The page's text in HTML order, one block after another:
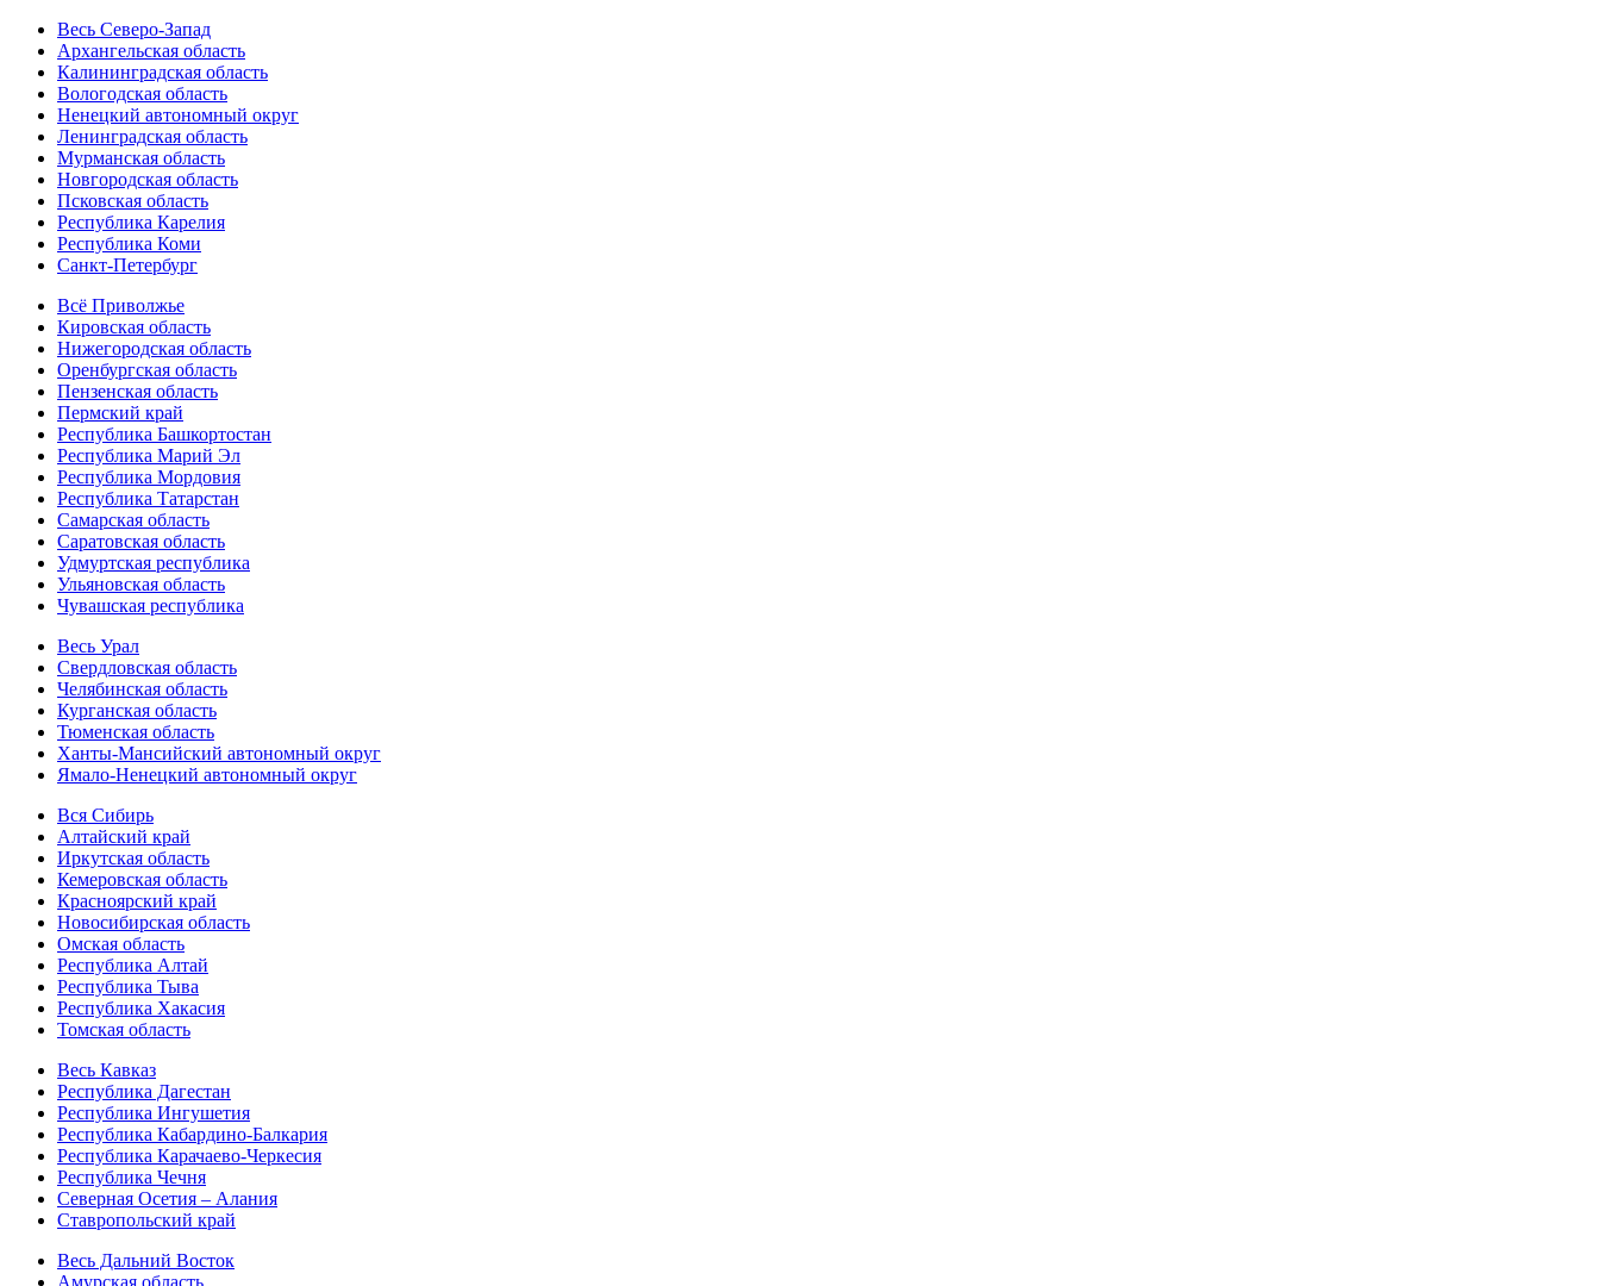
Весь Северо-Запад
Архангельская область
Калининградская область
Вологодская область
Ненецкий автономный округ
Ленинградская область
Мурманская область
Новгородская область
Псковская область
Республика Карелия
Республика Коми
Санкт-Петербург
Всё Приволжье
Кировская область
Нижегородская область
Оренбургская область
Пензенская область
Пермский край
Республика Башкортостан
Республика Марий Эл
Республика Мордовия
Республика Татарстан
Самарская область
Саратовская область
Удмуртская республика
Ульяновская область
Чувашская республика
Весь Урал
Свердловская область
Челябинская область
Курганская область
Тюменская область
Ханты-Мансийский автономный округ
Ямало-Ненецкий автономный округ
Вся Сибирь
Алтайский край
Иркутская область
Кемеровская область
Красноярский край
Новосибирская область
Омская область
Республика Алтай
Республика Тыва
Республика Хакасия
Томская область
Весь Кавказ
Республика Дагестан
Республика Ингушетия
Республика Кабардино-Балкария
Республика Карачаево-Черкесия
Республика Чечня
Северная Осетия – Алания
Ставропольский край
Весь Дальний Восток
Амурская область